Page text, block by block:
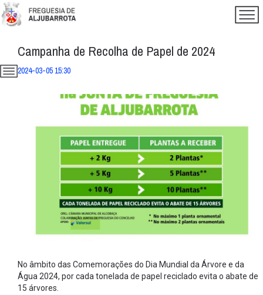
Campanha de Recolha de Papel de 2024
2024-03-05 15:30
No âmbito das Comemorações do Dia Mundial da Árvore e da
Água 2024, por cada tonelada de papel reciclado evita o abate de
15 árvores.